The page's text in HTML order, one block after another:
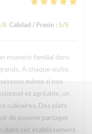
/5 Calidad / Precio : 5/5
moment familial dans
À chaque visite,
même si nos
et agréable, un
culinaires. Des plats
de pouvoir partager
dans cet établissement.